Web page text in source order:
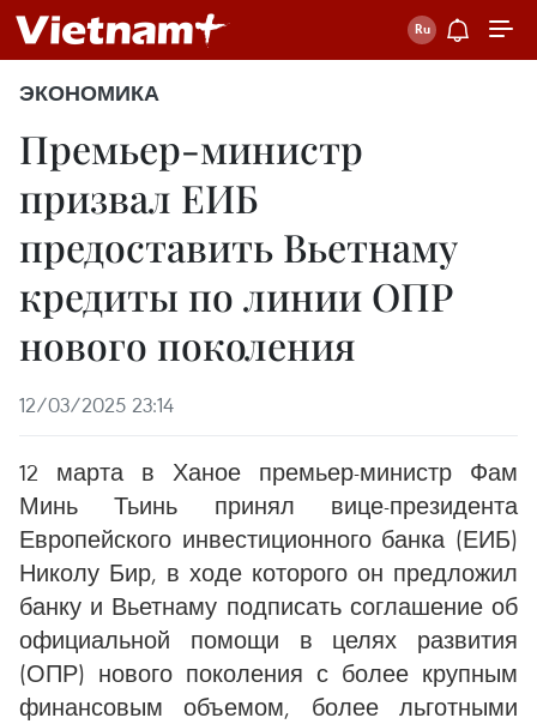
ЭКОНОМИКА
Премьер-министр
призвал ЕИБ
предоставить Вьетнаму
кредиты по линии ОПР
нового поколения
12/03/2025 23:14
12 марта в Ханое премьер-министр Фам
Минь Тьинь принял вице-президента
Европейского инвестиционного банка (ЕИБ)
Николу Бир, в ходе которого он предложил
банку и Вьетнаму подписать соглашение об
официальной помощи в целях развития
(ОПР) нового поколения с более крупным
финансовым объемом, более льготными